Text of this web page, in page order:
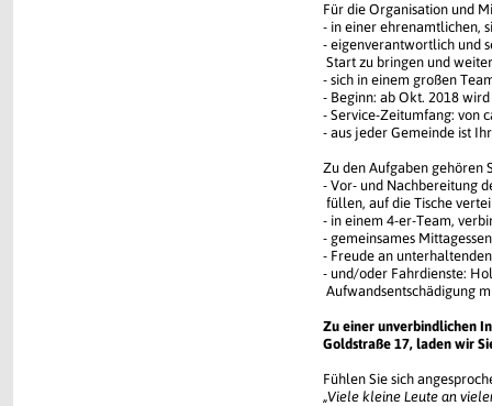
Für die Organisation und
- in einer ehrenamtlichen,
- eigenverantwortlich und
Start zu bringen und
- sich in einem großen
- Beginn: ab Okt. 2018
- Service-Zeitumfang: von
- aus jeder Gemeinde ist
Zu den Aufgaben gehören
- Vor- und Nachbereitung
füllen, auf die Tische
- in einem 4-er-Team,
- gemeinsames
- Freude an
- und/oder Fahrdienste:
Aufwandsentschädigung
Zu einer unverbindlichen
Goldstraße 17, laden wir
Fühlen Sie sich
„Viele kleine Leute an